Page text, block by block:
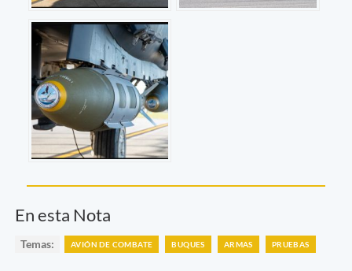
En esta Nota
Temas: AVIÓN DE COMBATE BUQUES ARMAS PRUEBAS